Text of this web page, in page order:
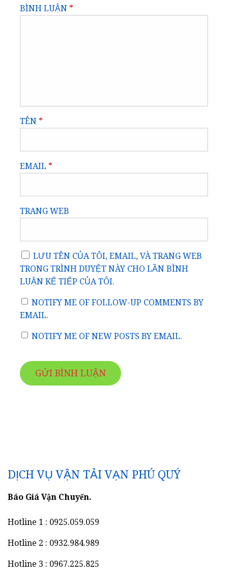
BÌNH LUẬN *
TÊN *
EMAIL *
TRANG WEB
LƯU TÊN CỦA TÔI, EMAIL, VÀ TRANG WEB
TRONG TRÌNH DUYỆT NÀY CHO LẦN BÌNH
LUẬN KẾ TIẾP CỦA TÔI.
NOTIFY ME OF FOLLOW-UP COMMENTS BY
EMAIL.
NOTIFY ME OF NEW POSTS BY EMAIL.
DỊCH VỤ VẬN TẢI VẠN PHÚ QUÝ
Báo Giá Vận Chuyển.
Hotline 1 : 0925.059.059
Hotline 2 : 0932.984.989
Hotline 3 : 0967.225.825